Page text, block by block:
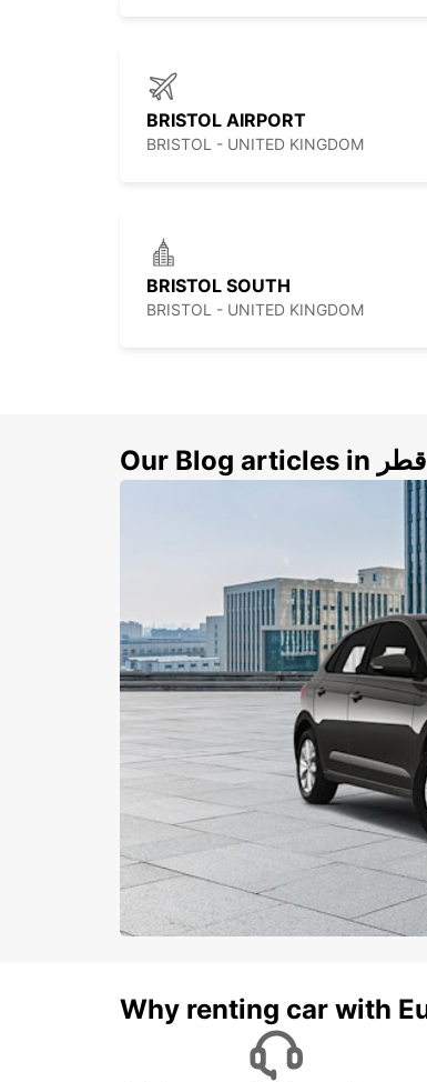
BRISTOL AIRPORT
BRISTOL - UNITED KINGDOM
BRISTOL SOUTH
BRISTOL - UNITED KINGDOM
Our Blog articles in قطر
Why renting car with